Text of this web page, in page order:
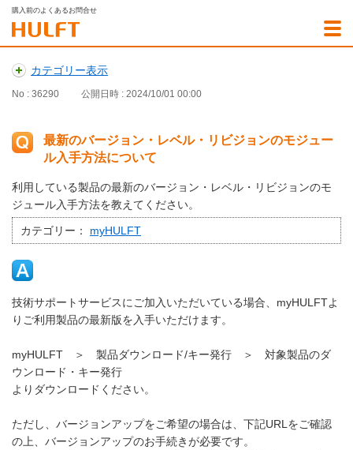
購入前のよくあるお問合せ
カテゴリー表示
No : 36290 公開日時 : 2024/10/01 00:00
最新のバージョン・レベル・リビジョンのモジュー
ル入手方法について
利用している製品の最新のバージョン・レベル・リビジョンのモ
ジュール入手方法を教えてください。
カテゴリー： myHULFT
技術サポートサービスにご加入いただいている場合、myHULFTよ
りご利用製品の最新版を入手いただけます。
myHULFT ＞ 製品ダウンロード/キー発行 ＞ 対象製品のダ
ウンロード・キー発行
よりダウンロードください。
ただし、バージョンアップをご希望の場合は、下記URLをご確認
の上、バージョンアップのお手続きが必要です。